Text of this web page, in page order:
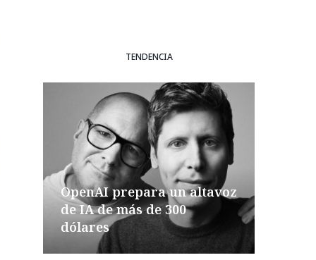
TENDENCIA
OpenAI prepara un altavoz
de IA de más de 300
dólares